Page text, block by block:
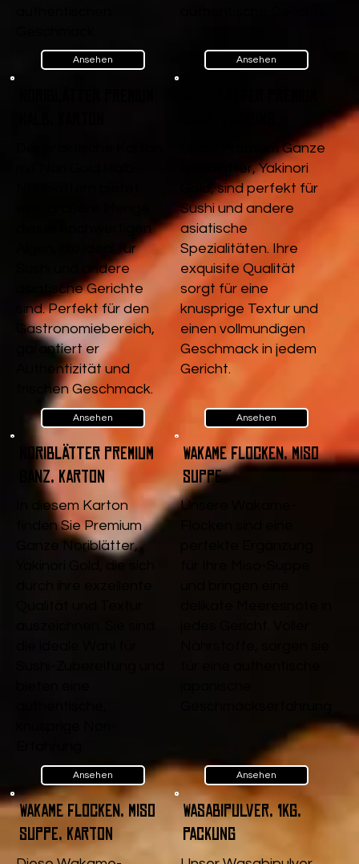
Ansehen Ansehen
dieser hochwertigen
Algen, die ideal für
Sushi und andere
asiatische Gerichte
sind. Perfekt für den
Gastronomiebereich,
garantiert er
Authentizität und
frischen Geschmack.
Ansehen
Diese Premium Ganze
Noriblätter, Yakinori
Gold, sind perfekt für
Sushi und andere
asiatische
Spezialitäten. Ihre
exquisite Qualität
sorgt für eine
knusprige Textur und
einen vollmundigen
Geschmack in jedem
Gericht.
Ansehen
Noriblätter Premium
Ganz, Karton
In diesem Karton
finden Sie Premium
Ganze Noriblätter,
Yakinori Gold, die sich
Ansehen
Wakame Flocken, Miso
Suppe
Unsere Wakame-
Ansehen
Wakame Flocken, Miso
Suppe, Karton
Wasabipulver, 1kg,
Packung